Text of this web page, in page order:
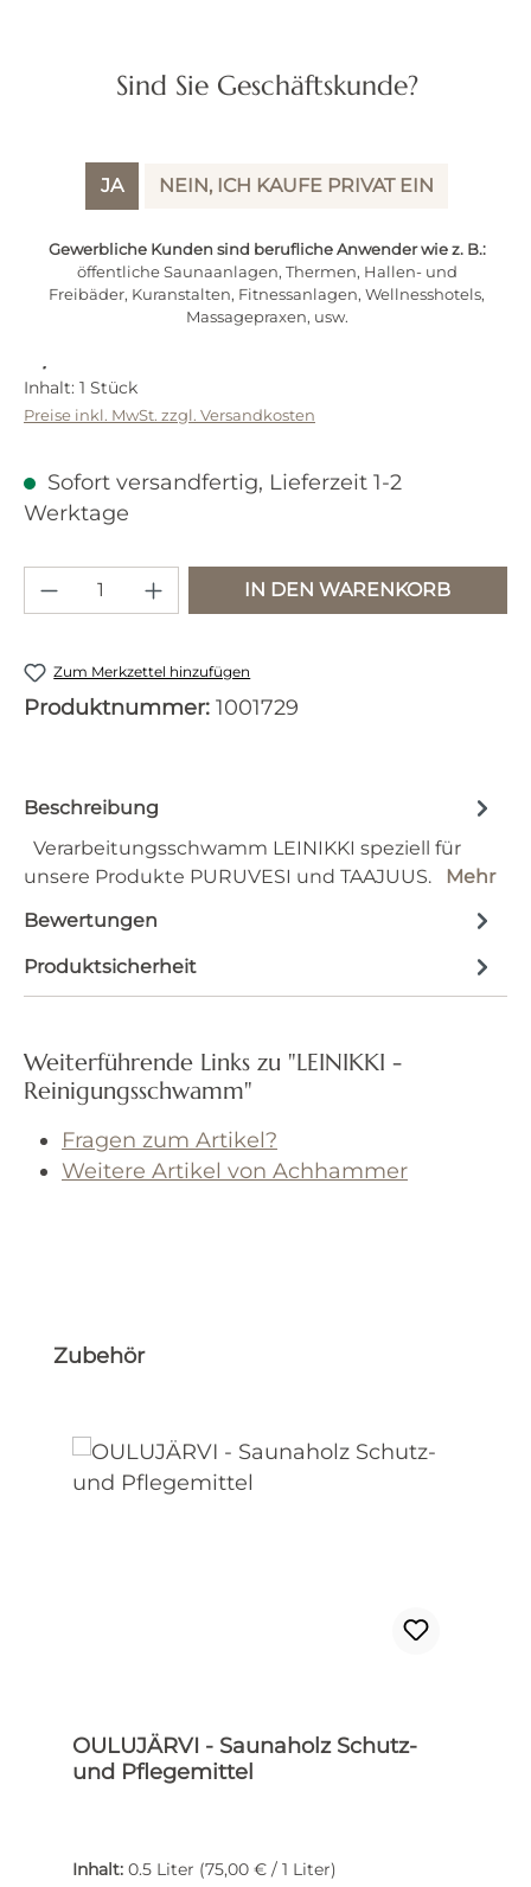
Sind Sie Geschäftskunde?
JA NEIN, ICH KAUFE PRIVAT EIN
Gewerbliche Kunden sind berufliche Anwender wie z. B.:
öffentliche Saunaanlagen, Thermen, Hallen- und
Freibäder, Kuranstalten, Fitnessanlagen, Wellnesshotels,
Massagepraxen, usw.
Inhalt: 1 Stück
Preise inkl. MwSt. zzgl. Versandkosten
Sofort versandfertig, Lieferzeit 1-2
Werktage
Produkt Anzahl: Gib den
IN DEN WARENKORB
Zum Merkzettel hinzufügen
Produktnummer: 1001729
Beschreibung
Verarbeitungsschwamm LEINIKKI speziell für
unsere Produkte PURUVESI und TAAJUUS.
Mehr
Bewertungen
Produktsicherheit
Weiterführende Links zu "LEINIKKI -
Reinigungsschwamm"
Fragen zum Artikel?
Weitere Artikel von Achhammer
Produktgalerie überspringen
Zubehör
OULUJÄRVI - Saunaholz Schutz-
und Pflegemittel
Inhalt: 0.5 Liter (75,00 € / 1 Liter)